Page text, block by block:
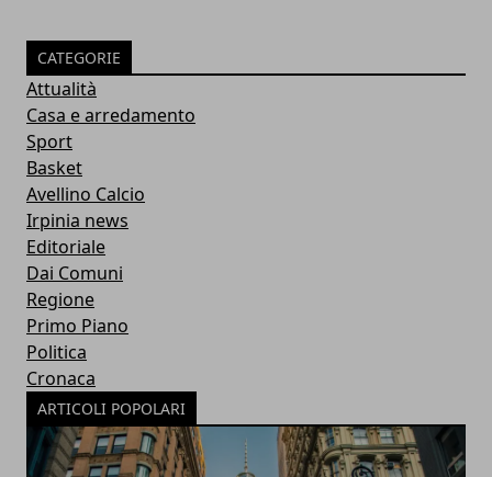
CATEGORIE
Attualità
Casa e arredamento
Sport
Basket
Avellino Calcio
Irpinia news
Editoriale
Dai Comuni
Regione
Primo Piano
Politica
Cronaca
ARTICOLI POPOLARI